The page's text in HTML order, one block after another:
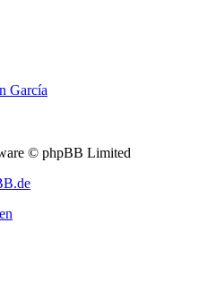
García
© phpBB Limited